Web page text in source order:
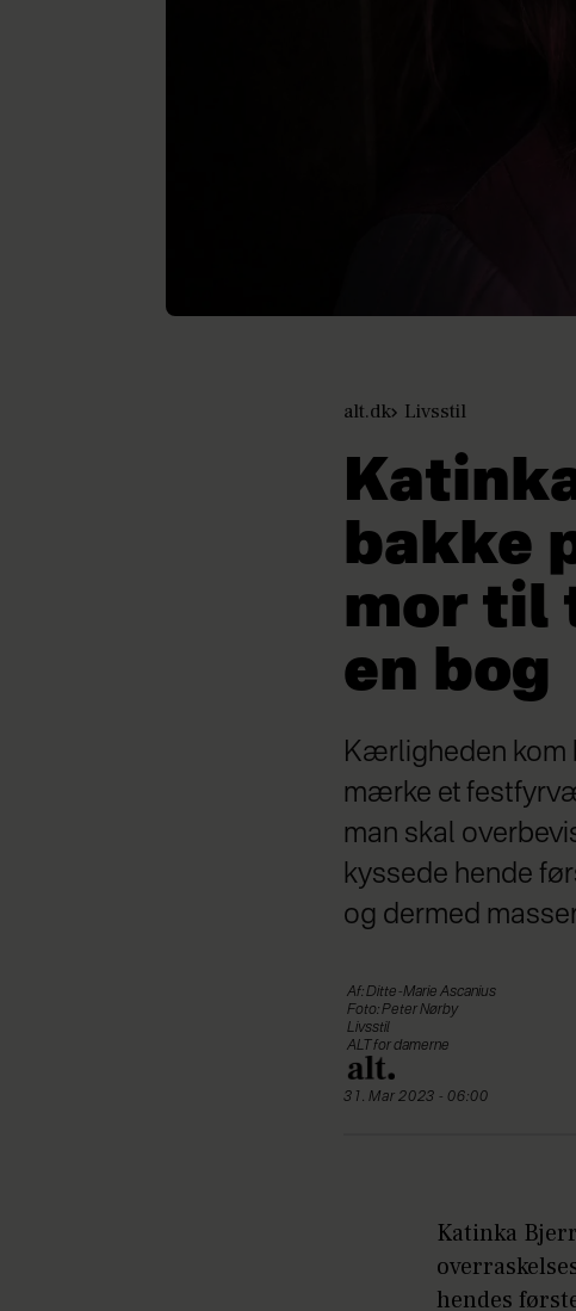
alt.dk Livsstil
bakke
mor til
en bog
Kærligheden kom
mærke et
man skal
kyssede hende
og dermed
Af: Ditte-Marie Ascanius
Foto: Peter Nørby
Livsstil
ALT for damerne
31. Mar 2023 - 06:00
Katinka
hendes